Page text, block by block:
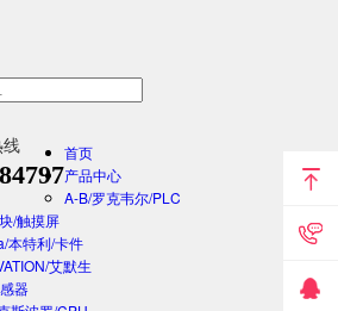
首页
产品中心
A-B/罗克韦尔/PLC
/触摸屏
本特利/卡件
艾默生
器